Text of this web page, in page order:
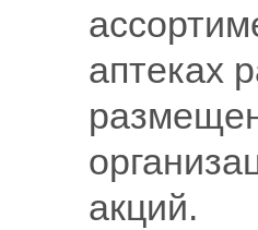
аптеках
акций.